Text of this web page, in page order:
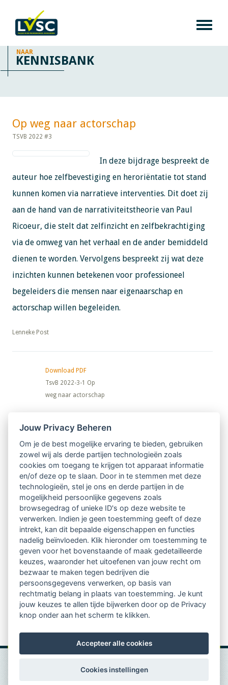
NAAR
KENNISBANK
Op weg naar actorschap​​​​​​
TSVB 2022 #3
In deze bijdrage bespreekt de
auteur hoe zelfbevestiging en heroriëntatie tot stand
kunnen komen via narratieve interventies. Dit doet zij
aan de hand van de narrativiteitstheorie van Paul
Ricoeur, die stelt dat zelfinzicht en zelfbekrachtiging
via de omweg van het verhaal en de ander bemiddeld
dienen te worden. Vervolgens bespreekt zij wat deze
inzichten kunnen betekenen voor professioneel
begeleiders die mensen naar eigenaarschap en
actorschap willen begeleiden.
​​​​​​​Lenneke Post
Download PDF
TsvB 2022-3-1 Op
weg naar actorschap
Nieuwsbrief
Ontvang 10 x per jaar de LVSC-
relatienieuwsbrief met o.a.:
vrij toegankelijke TsvB-artikelen
nieuws op het vlak van professioneel
begeleiden
informatie over LVSC-activiteiten
Aanmelden nieuwsbrief
Jouw Privacy Beheren
Om je de best mogelijke ervaring te bieden, gebruiken
zowel wij als derde partijen technologieën zoals
cookies om toegang te krijgen tot apparaat informatie
en/of deze op te slaan. Door in te stemmen met deze
technologieën, stel je ons en derde partijen in de
mogelijkheid persoonlijke gegevens zoals
browsegedrag of unieke ID's op deze website te
verwerken. Indien je geen toestemming geeft of deze
intrekt, kan dit bepaalde eigenschappen en functies
nadelig beïnvloeden. Klik hieronder om toestemming te
geven voor het bovenstaande of maak gedetailleerde
keuzes, waaronder het uitoefenen van jouw recht om
bezwaar te maken tegen bedrijven die
persoonsgegevens verwerken, op basis van
rechtmatig belang in plaats van toestemming. Je kunt
jouw keuzes te allen tijde bijwerken door op de Privacy
knop onder aan het scherm te klikken.
Accepteer alle cookies
Cookies instellingen